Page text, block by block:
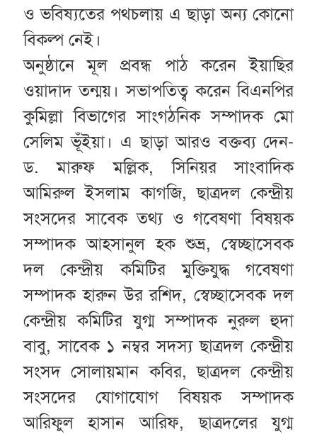
ও ভবিষ্যতের পথচলায় এ ছাড়া অন্য কোনো
বিকল্প নেই।
অনুষ্ঠানে মূল প্রবন্ধ পাঠ করেন ইয়াছির
ওয়াদাদ তন্ময়। সভাপতিত্ব করেন বিএনপির
কুমিল্লা বিভাগের সাংগঠনিক সম্পাদক মো
সেলিম ভূঁইয়া। এ ছাড়া আরও বক্তব্য দেন-
ড. মারুফ মল্লিক, সিনিয়র সাংবাদিক
আমিরুল ইসলাম কাগজি, ছাত্রদল কেন্দ্রীয়
সংসদের সাবেক তথ্য ও গবেষণা বিষয়ক
সম্পাদক আহসানুল হক শুভ্র, স্বেচ্ছাসেবক
দল কেন্দ্রীয় কমিটির মুক্তিযুদ্ধ গবেষণা
সম্পাদক হারুন উর রশিদ, স্বেচ্ছাসেবক দল
কেন্দ্রীয় কমিটির যুগ্ম সম্পাদক নুরুল হুদা
বাবু, সাবেক ১ নম্বর সদস্য ছাত্রদল কেন্দ্রীয়
সংসদ সোলায়মান কবির, ছাত্রদল কেন্দ্রীয়
সংসদের যোগাযোগ বিষয়ক সম্পাদক
আরিফুল হাসান আরিফ, ছাত্রদলের যুগ্ম